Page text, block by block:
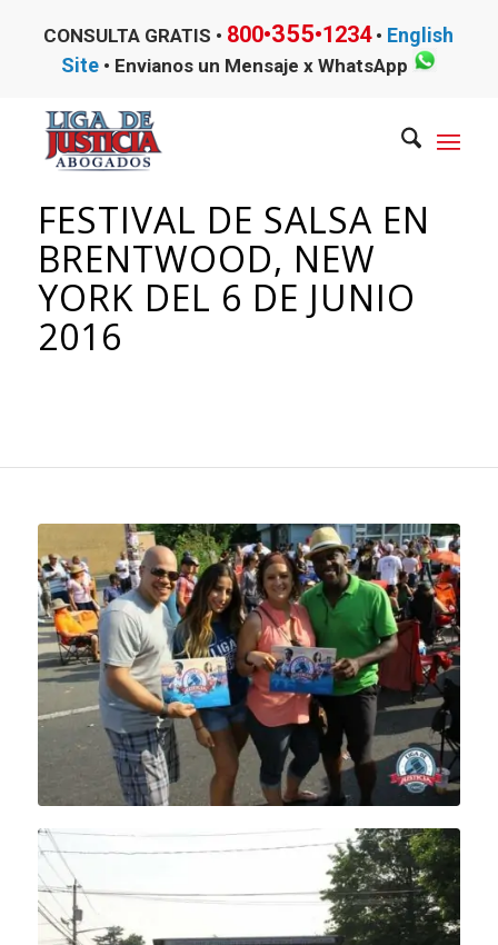
CONSULTA GRATIS • 800•355•1234• English
Site• Envianos un Mensaje x WhatsApp
FESTIVAL DE SALSA EN
BRENTWOOD, NEW
YORK DEL 6 DE JUNIO
2016